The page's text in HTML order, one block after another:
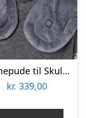
Varmepude til Skuldre og Ryg – Zenkuru
kr. 339,00